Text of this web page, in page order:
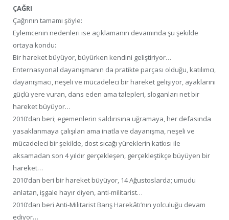
ÇAĞRI
Çağrının tamamı şöyle:
Eylemcenin nedenleri ise açıklamanın devamında şu şekilde
ortaya kondu:
Bir hareket büyüyor, büyürken kendini geliştiriyor…
Enternasyonal dayanışmanın da pratikte parçası olduğu, katılımcı,
dayanışmacı, neşeli ve mücadeleci bir hareket gelişiyor, ayaklarını
güçlü yere vuran, dans eden ama talepleri, sloganları net bir
hareket büyüyor…
2010’dan beri; egemenlerin saldırısına uğramaya, her defasında
yasaklanmaya çalışılan ama inatla ve dayanışma, neşeli ve
mücadeleci bir şekilde, dost sıcağı yüreklerin katkısı ile
aksamadan son 4 yıldır gerçekleşen, gerçekleştikçe büyüyen bir
hareket…
2010’dan beri bir hareket büyüyor, 14 Ağustoslarda; umudu
anlatan, işgale hayır diyen, anti-militarist…
2010’dan beri Anti-Militarist Barış Harekâtı’nın yolculuğu devam
ediyor…